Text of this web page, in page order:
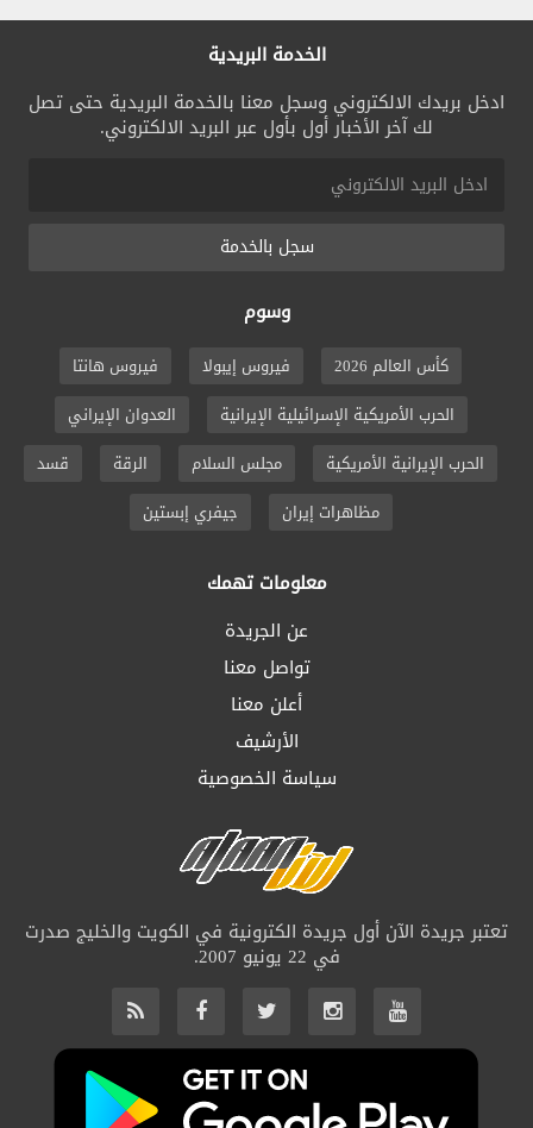
الخدمة البريدية
ادخل بريدك الالكتروني وسجل معنا بالخدمة البريدية حتى تصل
لك آخر الأخبار أول بأول عبر البريد الالكتروني.
سجل بالخدمة
وسوم
كأس العالم 2026 فيروس إيبولا
فيروس هانتا
الحرب الأمريكية الإسرائيلية الإيرانية
العدوان الإيراني
الحرب الإيرانية الأمريكية
مجلس السلام الرقة
قسد
مظاهرات إيران
جيفري إبستين
معلومات تهمك
عن الجريدة
تواصل معنا
أعلن معنا
الأرشيف
سياسة الخصوصية
تعتبر جريدة الآن أول جريدة الكترونية في الكويت والخليج صدرت
في 22 يونيو 2007.